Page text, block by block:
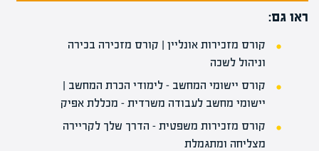
ראו גם:
קורס מזכירות אונליין | קורס מזכירה בכירה
וניהול לשכה
קורס יישומי המחשב – לימודי הכרת המחשב |
יישומי מחשב לעבודה משרדית – מכללת אפיק
קורס מזכירות משפטית – הדרך שלך לקריירה
מצליחה ומתגמלת